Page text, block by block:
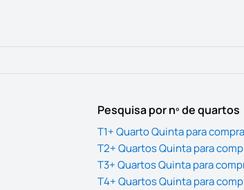
Pesquisa por nº de quartos
T1+ Quarto Quinta para
T2+ Quartos Quinta para
T3+ Quartos Quinta para
T4+ Quartos Quinta para